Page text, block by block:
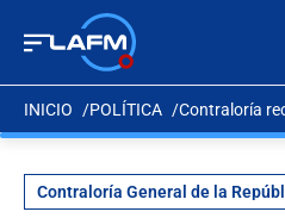
INICIO POLÍTICA Contraloría
Contraloría General de la